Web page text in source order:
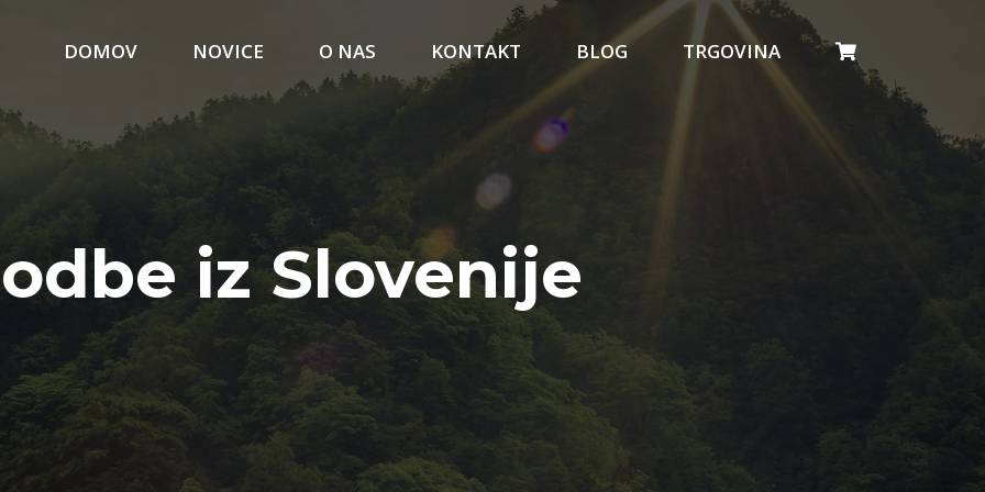
DOMOV NOVICE O NAS KONTAKT BLOG TRGOVINA
iz Slovenije